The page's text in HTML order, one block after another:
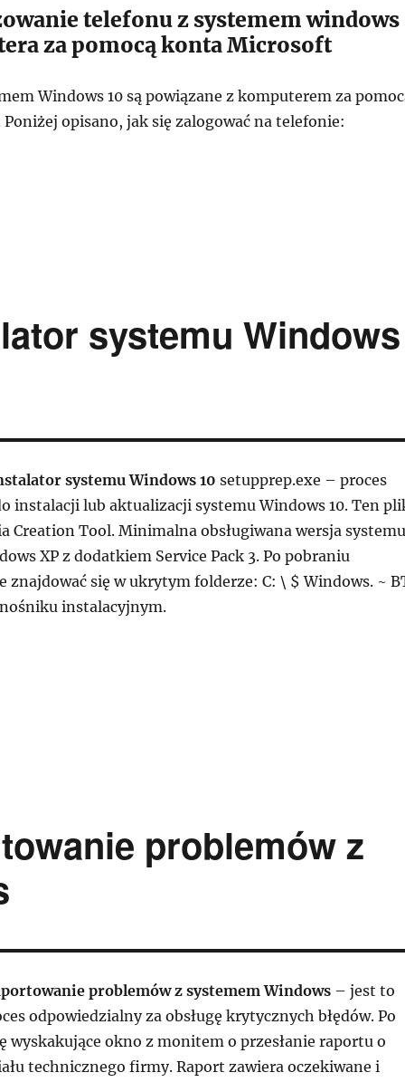
telefonu z systemem windows
za pomocą konta Microsoft
Windows 10 są powiązane z komputerem za
opisano, jak się zalogować na telefonie:
telefonu z systemem windows i
systemu Windows
systemu Windows 10 setupprep.exe – proces
instalacji lub aktualizacji systemu Windows 10. Ten
Creation Tool. Minimalna obsługiwana wersja systemu
XP z dodatkiem Service Pack 3. Po pobraniu
znajdować się w ukrytym folderze: C: \ $ Windows. ~
instalacyjnym.
Instalator systemu Windows 10”
problemów z
problemów z systemem Windows – jest to
odpowiedzialny za obsługę krytycznych błędów. Po
wyskakujące okno z monitem o przesłanie raportu o
technicznego firmy. Raport zawiera oczekiwane i